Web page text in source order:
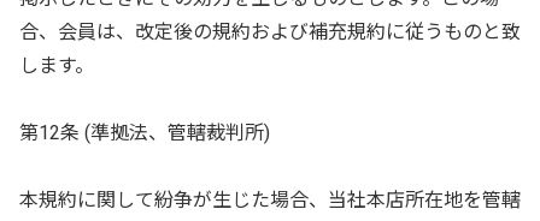
合、会員は、改定後の規約および補充規約に従うものと致
します。
第12条 (準拠法、管轄裁判所)
本規約に関して紛争が生じた場合、当社本店所在地を管轄